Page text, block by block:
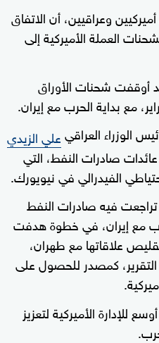
وعراقيين، أن الاتفاق
العملة الأميركية إلى
قد أوقفت شحنات الأوراق
مع بداية الحرب مع إيران.
الوزراء العراقيعلي الزيدي
صادرات النفط، التي
الفيدرالي في نيويورك.
فيه صادرات النفط
مع إيران، في خطوة هدفت
علاقاتها مع طهران،
كمصدر للحصول على
للإدارة الأميركية لتعزيز